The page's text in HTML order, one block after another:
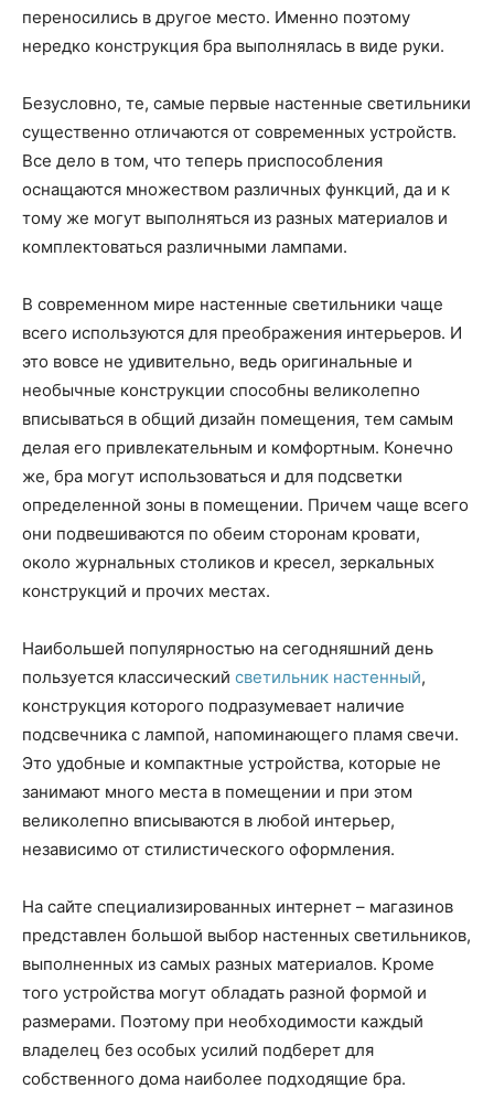
переносились в другое место. Именно поэтому
нередко конструкция бра выполнялась в виде руки.
Безусловно, те, самые первые настенные светильники
существенно отличаются от современных устройств.
Все дело в том, что теперь приспособления
оснащаются множеством различных функций, да и к
тому же могут выполняться из разных материалов и
комплектоваться различными лампами.
В современном мире настенные светильники чаще
всего используются для преображения интерьеров. И
это вовсе не удивительно, ведь оригинальные и
необычные конструкции способны великолепно
вписываться в общий дизайн помещения, тем самым
делая его привлекательным и комфортным. Конечно
же, бра могут использоваться и для подсветки
определенной зоны в помещении. Причем чаще всего
они подвешиваются по обеим сторонам кровати,
около журнальных столиков и кресел, зеркальных
конструкций и прочих местах.
Наибольшей популярностью на сегодняшний день
пользуется классический светильник настенный,
конструкция которого подразумевает наличие
подсвечника с лампой, напоминающего пламя свечи.
Это удобные и компактные устройства, которые не
занимают много места в помещении и при этом
великолепно вписываются в любой интерьер,
независимо от стилистического оформления.
На сайте специализированных интернет – магазинов
представлен большой выбор настенных светильников,
выполненных из самых разных материалов. Кроме
того устройства могут обладать разной формой и
размерами. Поэтому при необходимости каждый
владелец без особых усилий подберет для
собственного дома наиболее подходящие бра.